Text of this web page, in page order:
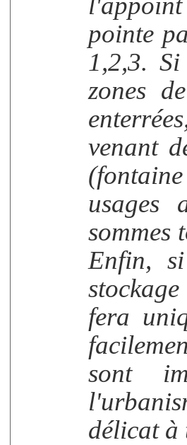
pointe
1,2,3.
zones
venant
usages
Enfin,
fera
sont
délicat à